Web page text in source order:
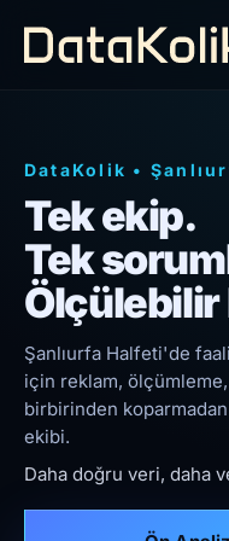
DataKolik •
Tek ekip.
Tek
Şanlıurfa Halfeti'de
için reklam,
birbirinden
ekibi.
Daha doğru veri, daha